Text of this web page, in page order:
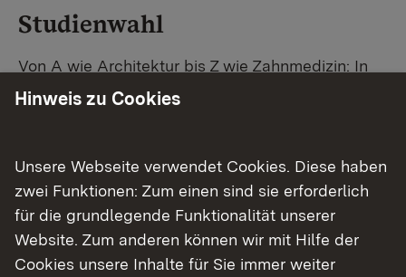
Studienwahl
Von A wie Architektur bis Z wie Zahnmedizin: In
Baden-Württemberg warten unzählige
Studiengangsuche schnell den passenden
Studienplatz. Außerdem gibt's eine Schritt-für-
Schritt-Anleitung zu deinem Traum-Studium.
Finde dein Studium in Baden-Württemberg
Hinweis zu Cookies
Unsere Webseite verwendet Cookies. Diese haben
zwei Funktionen: Zum einen sind sie erforderlich
für die grundlegende Funktionalität unserer
Website. Zum anderen können wir mit Hilfe der
Cookies unsere Inhalte für Sie immer weiter